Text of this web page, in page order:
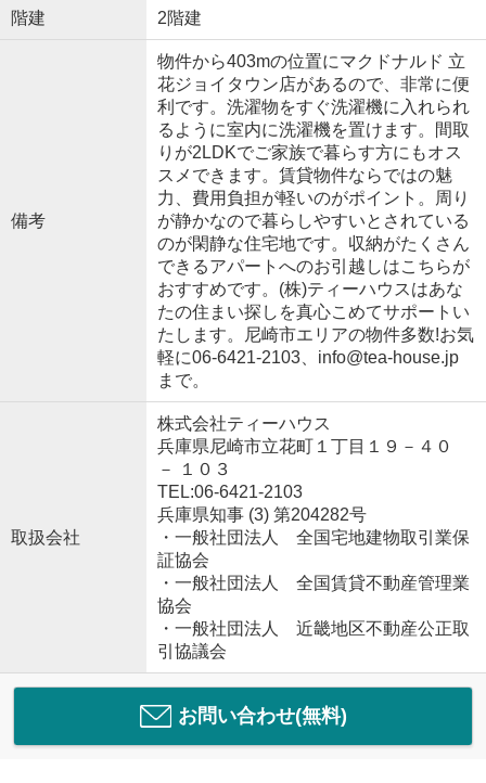
階建 2階建
備考
物件から403mの位置にマクドナルド 立
花ジョイタウン店があるので、非常に便
利です。洗濯物をすぐ洗濯機に入れられ
るように室内に洗濯機を置けます。間取
りが2LDKでご家族で暮らす方にもオス
スメできます。賃貸物件ならではの魅
力、費用負担が軽いのがポイント。周り
が静かなので暮らしやすいとされている
のが閑静な住宅地です。収納がたくさん
できるアパートへのお引越しはこちらが
おすすめです。(株)ティーハウスはあな
たの住まい探しを真心こめてサポートい
たします。尼崎市エリアの物件多数!お気
軽に06-6421-2103、info@tea-house.jp
まで。
取扱会社
株式会社ティーハウス
兵庫県尼崎市立花町１丁目１９－４０
－ １０３
TEL:06-6421-2103
兵庫県知事 (3) 第204282号
・一般社団法人 全国宅地建物取引業保
証協会
・一般社団法人 全国賃貸不動産管理業
協会
・一般社団法人 近畿地区不動産公正取
引協議会
お問い合わせ(無料)